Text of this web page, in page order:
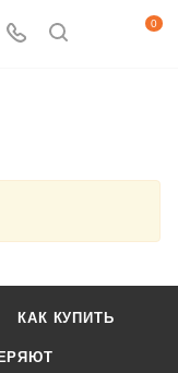
0
КАК КУПИТЬ